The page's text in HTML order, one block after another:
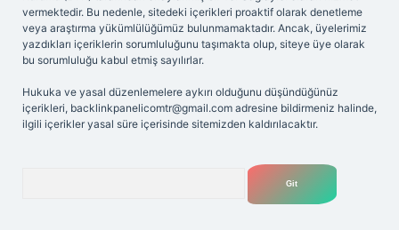
vermektedir. Bu nedenle, sitedeki içerikleri proaktif olarak denetleme
veya araştırma yükümlülüğümüz bulunmamaktadır. Ancak, üyelerimiz
yazdıkları içeriklerin sorumluluğunu taşımakta olup, siteye üye olarak
bu sorumluluğu kabul etmiş sayılırlar.
Hukuka ve yasal düzenlemelere aykırı olduğunu düşündüğünüz
içerikleri, backlinkpanelicomtr@gmail.com adresine bildirmeniz halinde,
ilgili içerikler yasal süre içerisinde sitemizden kaldırılacaktır.